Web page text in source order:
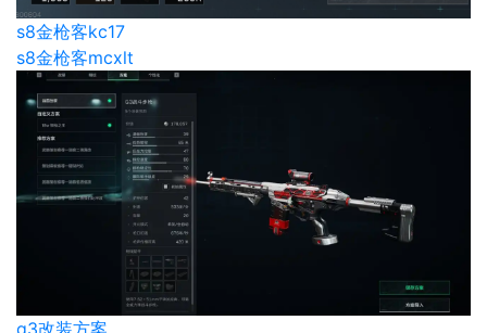
s8金枪客kc17
s8金枪客mcxlt